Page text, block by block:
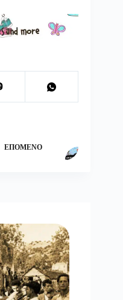
ΕΠΌΜΕΝΟ